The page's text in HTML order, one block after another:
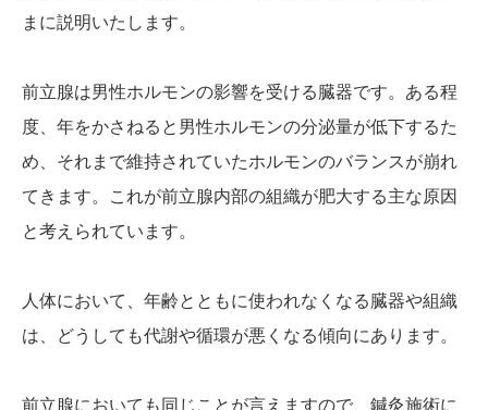
まに説明いたします。
前立腺は男性ホルモンの影響を受ける臓器です。ある程
度、年をかさねると男性ホルモンの分泌量が低下するた
め、それまで維持されていたホルモンのバランスが崩れ
てきます。これが前立腺内部の組織が肥大する主な原因
と考えられています。
人体において、年齢とともに使われなくなる臓器や組織
は、どうしても代謝や循環が悪くなる傾向にあります。
前立腺においても同じことが言えますので、鍼灸施術に